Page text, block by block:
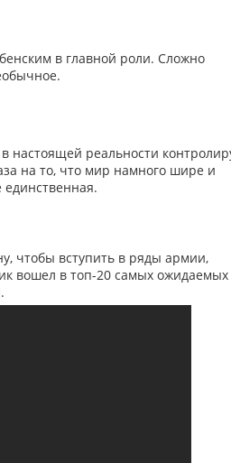
в главной роли. Сложно
настоящей реальности
на то, что мир намного шире и
чтобы вступить в ряды армии,
вошел в топ-20 самых ожидаемых